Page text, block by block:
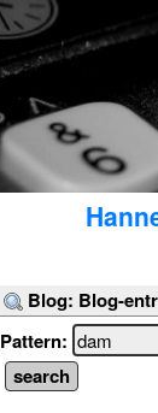
Blog: Blog-
Pattern: